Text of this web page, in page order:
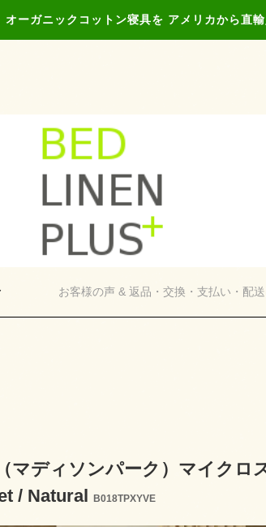
ーガニックコットン寝具を アメリカから直
お客様の声 & 返品・交換・支払い・配
マディソンパーク）マイクロ
/ Natural
B018TPXYVE